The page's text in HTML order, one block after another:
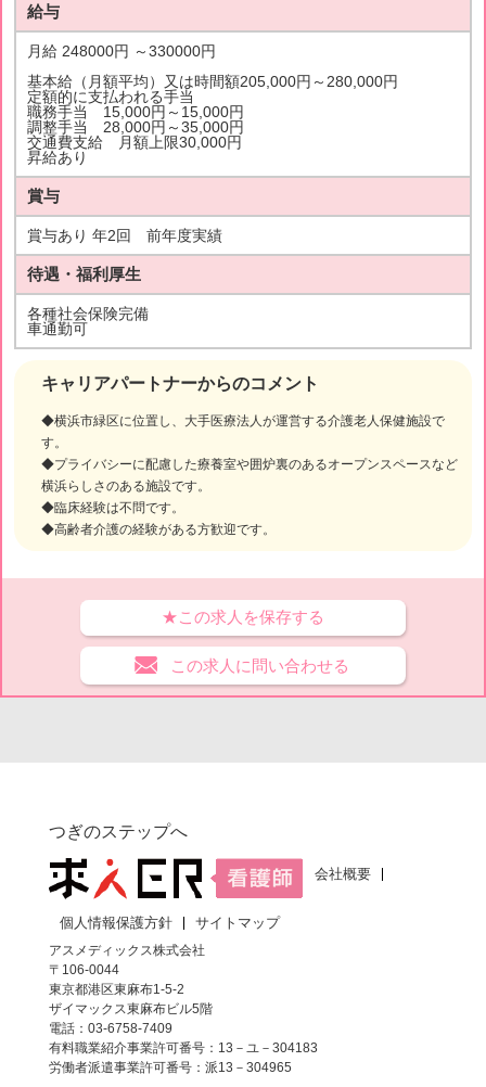
キャリアパートナーからのコメント
◆横浜市緑区に位置し、大手医療法人が運営する介護老人保健施設で
す。
◆プライバシーに配慮した療養室や囲炉裏のあるオープンスペースなど
横浜らしさのある施設です。
◆臨床経験は不問です。
◆高齢者介護の経験がある方歓迎です。
給与
月給 248000円 ～330000円
基本給（月額平均）又は時間額205,000円～280,000円
定額的に支払われる手当
職務手当 15,000円～15,000円
調整手当 28,000円～35,000円
交通費支給 月額上限30,000円
昇給あり
賞与
賞与あり 年2回 前年度実績
待遇・福利厚生
各種社会保険完備
車通勤可
★この求人を保存する
この求人に問い合わせる
つぎのステップへ
会社概要
個人情報保護方針
サイトマップ
アスメディックス株式会社
〒106-0044
東京都港区東麻布1-5-2
ザイマックス東麻布ビル5階
電話：03-6758-7409
有料職業紹介事業許可番号：13－ユ－304183
労働者派遣事業許可番号：派13－304965